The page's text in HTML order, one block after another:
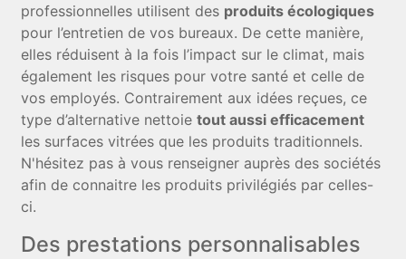
professionnelles utilisent des produits écologiques
pour l’entretien de vos bureaux. De cette manière,
elles réduisent à la fois l’impact sur le climat, mais
également les risques pour votre santé et celle de
vos employés. Contrairement aux idées reçues, ce
type d’alternative nettoietout aussi efficacement
les surfaces vitrées que les produits traditionnels.
N'hésitez pas à vous renseigner auprès des sociétés
afin de connaitre les produits privilégiés par celles-
ci.
Des prestations personnalisables